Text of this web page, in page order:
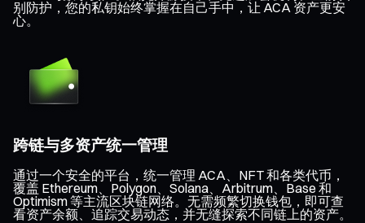
别防护，您的私钥始终掌握在自己手中，让 ACA 资产更安
心。
跨链与多资产统一管理
通过一个安全的平台，统一管理 ACA、NFT 和各类代币，
覆盖 Ethereum、Polygon、Solana、Arbitrum、Base 和
Optimism 等主流区块链网络。无需频繁切换钱包，即可查
看资产余额、追踪交易动态，并无缝探索不同链上的资产。